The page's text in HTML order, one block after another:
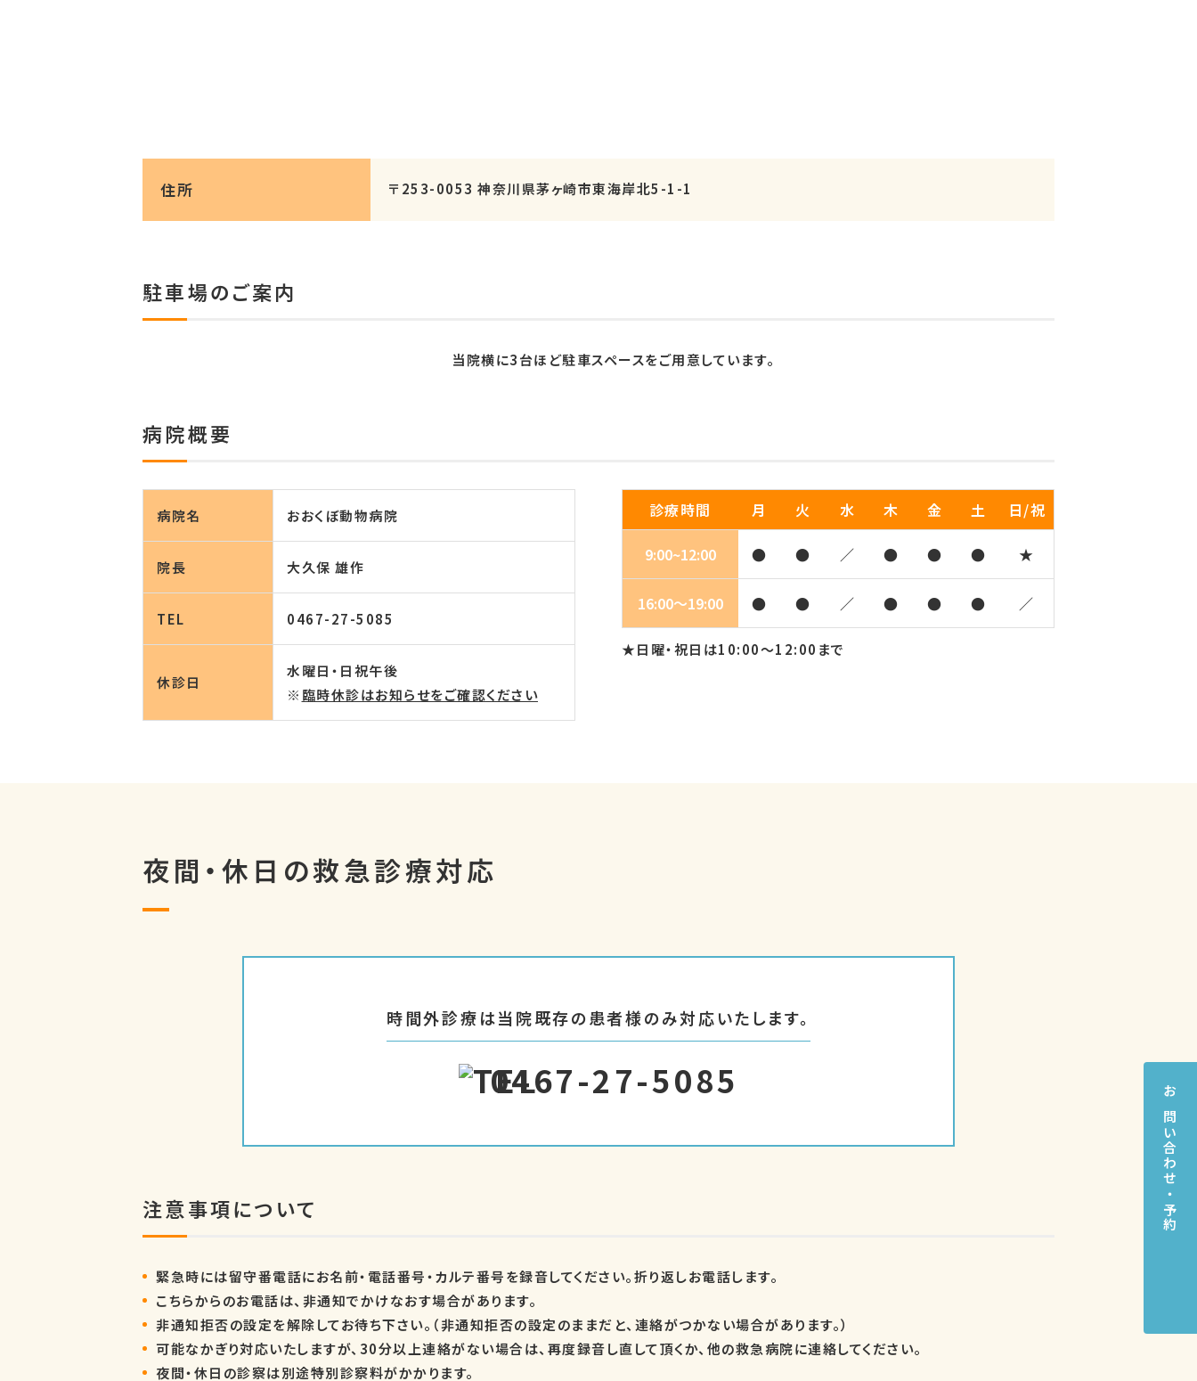
住所 〒253-0053 神奈川県茅ヶ崎市東海岸北5-1-1
駐車場のご案内
当院横に3台ほど駐車スペースをご用意しています。
病院概要
病院名 おおくぼ動物病院
院長 大久保 雄作
TEL 0467-27-5085
休診日
水曜日・日祝午後
※ 臨時休診はお知らせをご確認ください
診療時間 月 火 水 木 金 土 日/祝
9:00~12:00 ● ● ／ ● ● ● ★
16:00～19:00 ● ● ／ ● ● ● ／
★日曜・祝日は10:00～12:00まで
夜間・休日の救急診療対応
時間外診療は当院既存の患者様のみ対応いたします。
0467-27-5085
注意事項について
緊急時には留守番電話にお名前・電話番号・カルテ番号を録音してください。折り返しお電話します。
こちらからのお電話は、非通知でかけなおす場合があります。
非通知拒否の設定を解除してお待ち下さい。（非通知拒否の設定のままだと、連絡がつかない場合があります。）
可能なかぎり対応いたしますが、30分以上連絡がない場合は、再度録音し直して頂くか、他の救急病院に連絡してください。
夜間・休日の診察は別途特別診察料がかかります。
お問い合わせ・予約